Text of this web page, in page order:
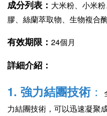
成分列表： 大米粉、小米
膠、絲蘭萃取物、生物複合
有效期限： 24個月
詳細介紹：
1. 強力結團技術：
力結團技術，可以迅速凝聚